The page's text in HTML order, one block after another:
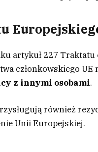
artykuł 227
członkowskiego UE
z innymi osobami.
również
Unii Europejskiej.